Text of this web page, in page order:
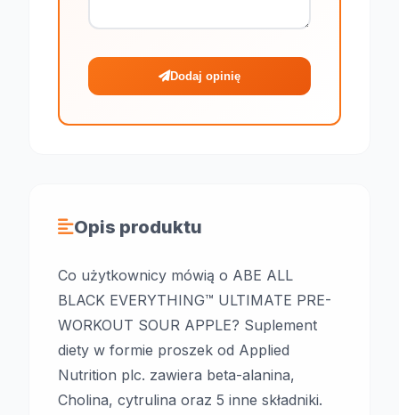
Dodaj opinię
Opis produktu
Co użytkownicy mówią o ABE ALL
BLACK EVERYTHING™ ULTIMATE PRE-
WORKOUT SOUR APPLE? Suplement
diety w formie proszek od Applied
Nutrition plc. zawiera beta-alanina,
Cholina, cytrulina oraz 5 inne składniki.